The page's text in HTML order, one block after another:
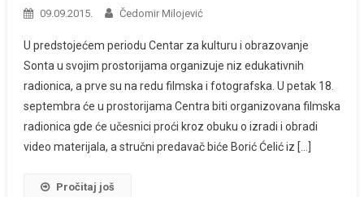
09.09.2015. Čedomir Milojević
U predstojećem periodu Centar za kulturu i obrazovanje
Sonta u svojim prostorijama organizuje niz edukativnih
radionica, a prve su na redu filmska i fotografska. U petak 18.
septembra će u prostorijama Centra biti organizovana filmska
radionica gde će učesnici proći kroz obuku o izradi i obradi
video materijala, a stručni predavač biće Borić Ćelić iz […]
Pročitaj još